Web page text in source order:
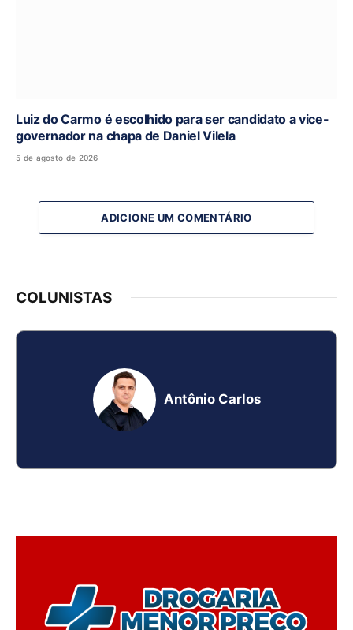
Luiz do Carmo é escolhido para ser candidato a vice-
governador na chapa de Daniel Vilela
5 de agosto de 2026
ADICIONE UM COMENTÁRIO
COLUNISTAS
Antônio Carlos